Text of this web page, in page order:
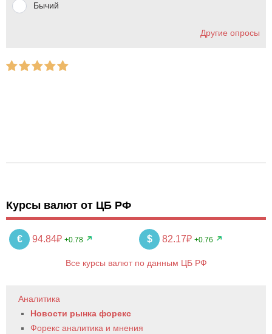
Бычий
Другие опросы
Курсы валют от ЦБ РФ
€ 94.84₽ +0.78 $ 82.17₽ +0.76
Все курсы валют по данным ЦБ РФ
Аналитика
Новости рынка форекс
Форекс аналитика и мнения